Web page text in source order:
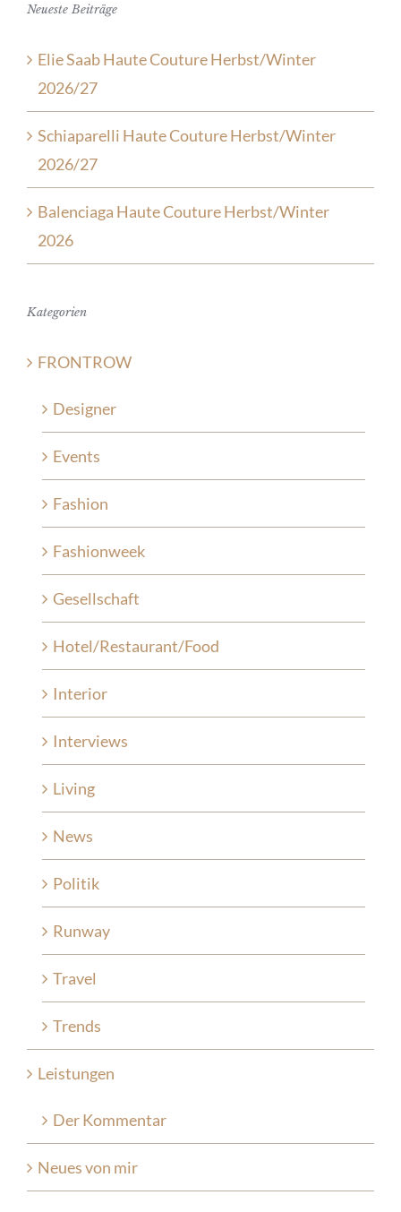
Neueste Beiträge
Elie Saab Haute Couture Herbst/Winter
2026/27
Schiaparelli Haute Couture Herbst/Winter
2026/27
Balenciaga Haute Couture Herbst/Winter
2026
Kategorien
FRONTROW
Designer
Events
Fashion
Fashionweek
Gesellschaft
Hotel/Restaurant/Food
Interior
Interviews
Living
News
Politik
Runway
Travel
Trends
Leistungen
Der Kommentar
Neues von mir